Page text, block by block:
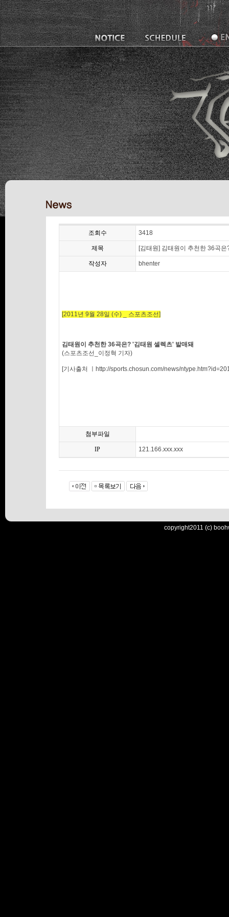
조회수 3418
제목 [김태원] 김태원이 추천한 36곡
작성자 bhenter
[2011년 9월 28일 (수) _ 스포츠조선]
김태원이 추천한 36곡은? '김태원 셀렉츠' 발매돼
(스포츠조선_이정혁 기자)
[기사출처 ㅣhttp://sports.chosun.com/news/
첨부파일
IP 121.166.xxx.xxx
copyright2011 (c)